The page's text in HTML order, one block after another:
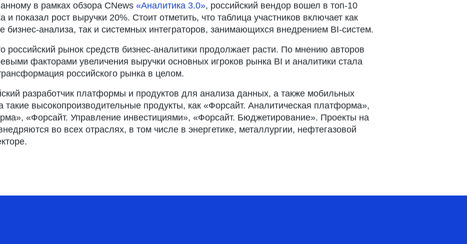
в рамках обзора CNews «Аналитика 3.0», российский вендор вошел в топ-10
показал рост выручки 20%. Стоит отметить, что таблица участников включает как
анализа, так и системных интеграторов, занимающихся внедрением BI-систем.
российский рынок средств бизнес-аналитики продолжает расти. По мнению авторов
факторами увеличения выручки основных игроков рынка BI и аналитики стала
российского рынка в целом.
разработчик платформы и продуктов для анализа данных, а также мобильных
высокопроизводительные продукты, как «Форсайт. Аналитическая платформа»,
«Форсайт. Управление инвестициями», «Форсайт. Бюджетирование». Проекты на
во всех отраслях, в том числе в энергетике, металлургии, нефтегазовой